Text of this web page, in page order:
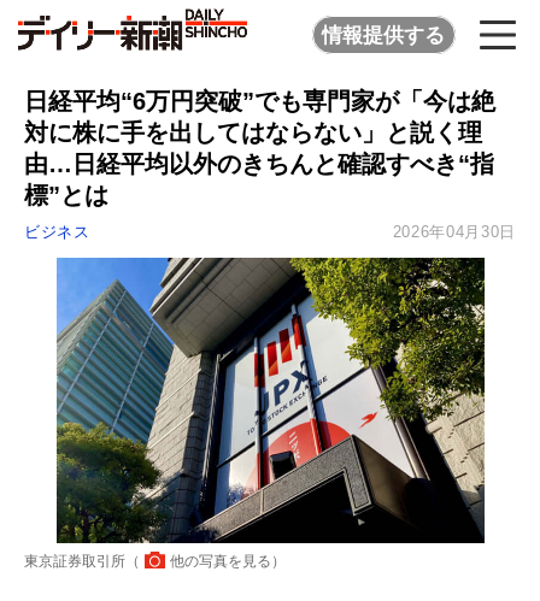
情報提供する
日経平均“6万円突破”でも専門家が「今は絶
対に株に手を出してはならない」と説く理
由…日経平均以外のきちんと確認すべき“指
標”とは
ビジネス 2026年04月30日
東京証券取引所（ 他の写真を見る ）